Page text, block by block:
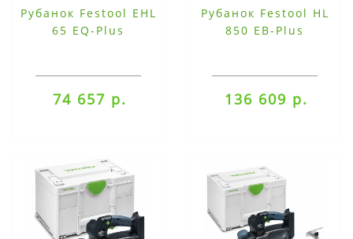
Рубанок Festool EHL
65 EQ-Plus
74 657 р.
Рубанок Festool HL
850 EB-Plus
136 609 р.